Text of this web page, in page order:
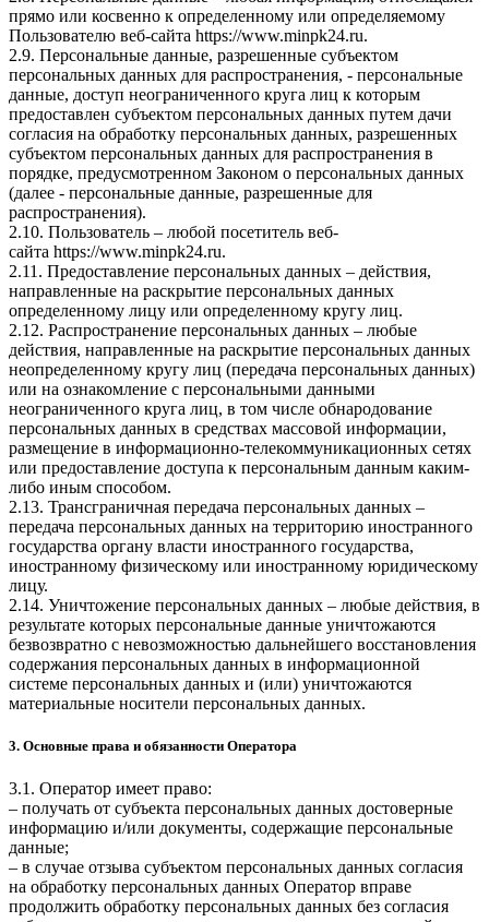
прямо или косвенно к определенному или определяемому
Пользователю веб-сайта https://www.minpk24.ru.
2.9. Персональные данные, разрешенные субъектом
персональных данных для распространения, - персональные
данные, доступ неограниченного круга лиц к которым
предоставлен субъектом персональных данных путем дачи
согласия на обработку персональных данных, разрешенных
субъектом персональных данных для распространения в
порядке, предусмотренном Законом о персональных данных
(далее - персональные данные, разрешенные для
распространения).
2.10. Пользователь – любой посетитель веб-
сайта https://www.minpk24.ru.
2.11. Предоставление персональных данных – действия,
направленные на раскрытие персональных данных
определенному лицу или определенному кругу лиц.
2.12. Распространение персональных данных – любые
действия, направленные на раскрытие персональных данных
неопределенному кругу лиц (передача персональных данных)
или на ознакомление с персональными данными
неограниченного круга лиц, в том числе обнародование
персональных данных в средствах массовой информации,
размещение в информационно-телекоммуникационных сетях
или предоставление доступа к персональным данным каким-
либо иным способом.
2.13. Трансграничная передача персональных данных –
передача персональных данных на территорию иностранного
государства органу власти иностранного государства,
иностранному физическому или иностранному юридическому
лицу.
2.14. Уничтожение персональных данных – любые действия, в
результате которых персональные данные уничтожаются
безвозвратно с невозможностью дальнейшего восстановления
содержания персональных данных в информационной
системе персональных данных и (или) уничтожаются
материальные носители персональных данных.
3. Основные права и обязанности Оператора
3.1. Оператор имеет право:
– получать от субъекта персональных данных достоверные
информацию и/или документы, содержащие персональные
данные;
– в случае отзыва субъектом персональных данных согласия
на обработку персональных данных Оператор вправе
продолжить обработку персональных данных без согласия